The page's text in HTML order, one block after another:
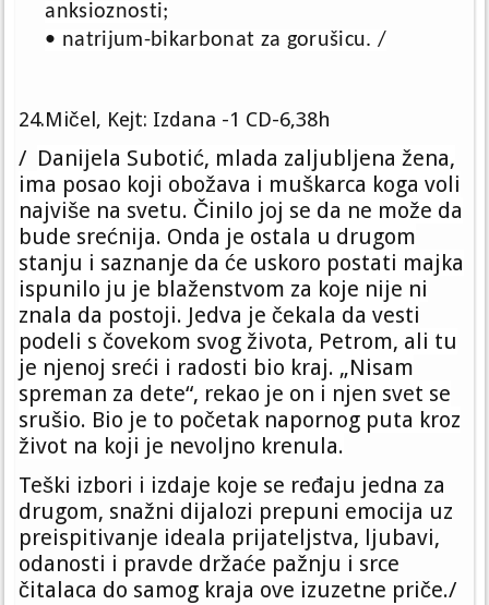
anksioznosti;
• natrijum-bikarbonat za gorušicu. /
24.Mičel, Kejt: Izdana -1 CD-6,38h
/ Danijela Subotić, mlada zaljubljena žena,
ima posao koji obožava i muškarca koga voli
najviše na svetu. Činilo joj se da ne može da
bude srećnija. Onda je ostala u drugom
stanju i saznanje da će uskoro postati majka
ispunilo ju je blaženstvom za koje nije ni
znala da postoji. Jedva je čekala da vesti
podeli s čovekom svog života, Petrom, ali tu
je njenoj sreći i radosti bio kraj. „Nisam
spreman za dete“, rekao je on i njen svet se
srušio. Bio je to početak napornog puta kroz
život na koji je nevoljno krenula.
Teški izbori i izdaje koje se ređaju jedna za
drugom, snažni dijalozi prepuni emocija uz
preispitivanje ideala prijateljstva, ljubavi,
odanosti i pravde držaće pažnju i srce
čitalaca do samog kraja ove izuzetne priče./